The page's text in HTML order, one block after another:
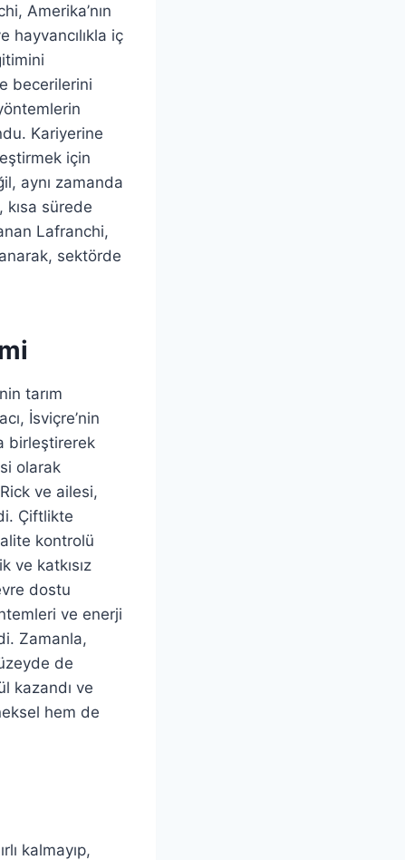
Amerika’nın
iç
becerilerini
Kariyerine
için
aynı zamanda
kısa sürede
Lafranchi,
sektörde
tarım
İsviçre’nin
birleştirerek
olarak
ve ailesi,
Çiftlikte
kontrolü
ve katkısız
dostu
ve enerji
Zamanla,
de
kazandı ve
hem de
kalmayıp,